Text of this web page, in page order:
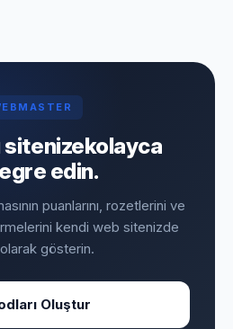
sitenizekolayca
edin.
puanlarını, rozetlerini ve
kendi web sitenizde
olarak gösterin.
Oluştur